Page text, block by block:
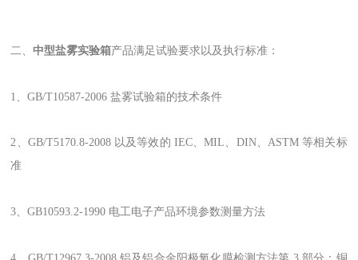
二、中型盐雾实验箱产品满足试验要求以及执行标准：
1、GB/T10587-2006 盐雾试验箱的技术条件
2、GB/T5170.8-2008 以及等效的 IEC、MIL、DIN、ASTM 等相关标
准
3、GB10593.2-1990 电工电子产品环境参数测量方法